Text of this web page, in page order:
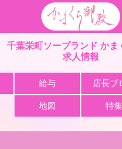
千葉栄町ソープランド かま
求人情報
給与 店長ブ
地図 特集